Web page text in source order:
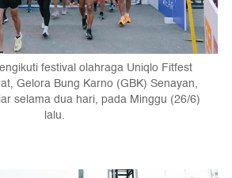
festival olahraga Uniqlo Fitfest
Gelora Bung Karno (GBK) Senayan,
selama dua hari, pada Minggu (26/6)
lalu.